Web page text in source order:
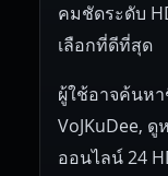
คมชัดระดับ
เลือกที่ดีที่สุด
ผู้ใช้อาจค้นห
VoJKuDee,
ออนไลน์ 24